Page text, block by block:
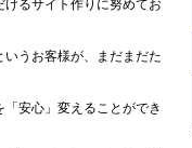
るサイト作りに努めてお
うお客様が、まだまだた
安心」変えることができ